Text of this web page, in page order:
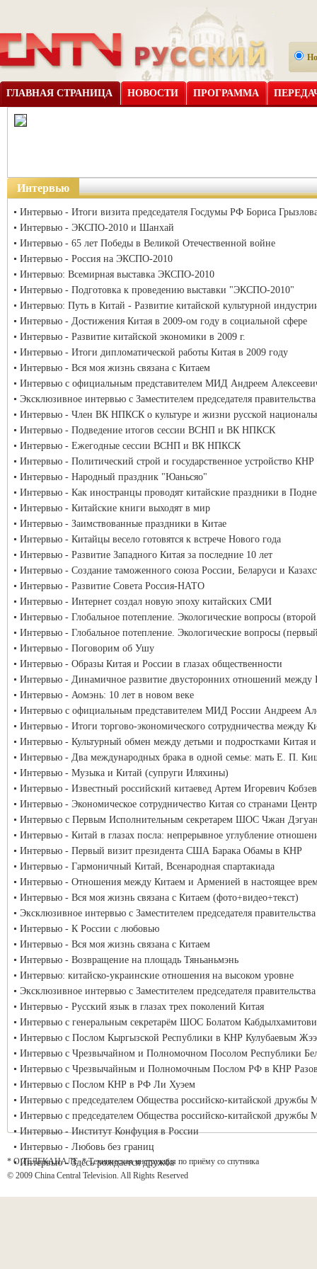
ГЛАВНАЯ СТРАНИЦА НОВОСТИ ПРОГРАММА
Интервью
Интервью - Итоги визита председателя Госдумы РФ Бориса
Интервью - ЭКСПО-2010 и Шанхай
Интервью - 65 лет Победы в Великой Отечественной войне
Интервью - Россия на ЭКСПО-2010
Интервью: Всемирная выставка ЭКСПО-2010
Интервью - Подготовка к проведению выставки "ЭКСПО-2010"
Интервью: Путь в Китай - Развитие китайской культурной
Интервью - Достижения Китая в 2009-ом году в социальной сфере
Интервью - Развитие китайской экономики в 2009 г.
Интервью - Итоги дипломатической работы Китая в 2009 году
Интервью - Вся моя жизнь связана с Китаем
Интервью с официальным представителем МИД Андреем
Эксклюзивное интервью с Заместителем председателя
Интервью - Член ВК НПКСК о культуре и жизни русской
Интервью - Подведение итогов сессии ВСНП и ВК НПКСК
Интервью - Ежегодные сессии ВСНП и ВК НПКСК
Интервью - Политический строй и государственное устройство КНР
Интервью - Народный праздник "Юаньсяо"
Интервью - Как иностранцы проводят китайские праздники в
Интервью - Китайские книги выходят в мир
Интервью - Заимствованные праздники в Китае
Интервью - Китайцы весело готовятся к встрече Нового года
Интервью - Развитие Западного Китая за последние 10 лет
Интервью - Создание таможенного союза России, Беларуси и
Интервью - Развитие Совета Россия-НАТО
Интервью - Интернет создал новую эпоху китайских СМИ
Интервью - Глобальное потепление. Экологические вопросы
Интервью - Глобальное потепление. Экологические вопросы
Интервью - Поговорим об Ушу
Интервью - Образы Китая и России в глазах общественности
Интервью - Динамичное развитие двусторонних отношений между
Интервью - Аомэнь: 10 лет в новом веке
Интервью с официальным представителем МИД России Андреем
Интервью - Итоги торгово-экономического сотрудничества между
Интервью - Культурный обмен между детьми и подростками Китая
Интервью - Два международных брака в одной семье: мать Е. П.
Интервью - Музыка и Китай (супруги Иляхины)
Интервью - Известный российский китаевед Артем Игоревич Кобзев
Интервью - Экономическое сотрудничество Китая со странами
Интервью с Первым Исполнительным секретарем ШОС Чжан
Интервью - Китай в глазах посла: непрерывное углубление
Интервью - Первый визит президента США Барака Обамы в КНР
Интервью - Гармоничный Китай, Всенародная спартакиада
Интервью - Отношения между Китаем и Арменией в настоящее
Интервью - Вся моя жизнь связана с Китаем (фото+видео+текст)
Эксклюзивное интервью с Заместителем председателя
Интервью - К России с любовью
Интервью - Вся моя жизнь связана с Китаем
Интервью - Возвращение на площадь Тяньаньмэнь
Интервью: китайско-украинские отношения на высоком уровне
Эксклюзивное интервью с Заместителем председателя
Интервью - Русский язык в глазах трех поколений Китая
Интервью с генеральным секретарём ШОС Болатом
Интервью с Послом Кыргызской Республики в КНР Кулубаевым
Интервью с Чрезвычайном и Полномочном Посолом Республики
Интервью с Чрезвычайным и Полномочным Послом РФ в КНР
Интервью с Послом КНР в РФ Ли Хуэем
Интервью с председателем Общества российско-китайской дружбы
Интервью с председателем Общества российско-китайской дружбы
Интервью - Институт Конфуция в России
Интервью - Любовь без границ
Интервью - Здесь рождается дружба
* О ТЕЛЕКАНАЛЕ*Техническая инструкция по приёму со спутника
© 2009 China Central Television. All Rights Reserved